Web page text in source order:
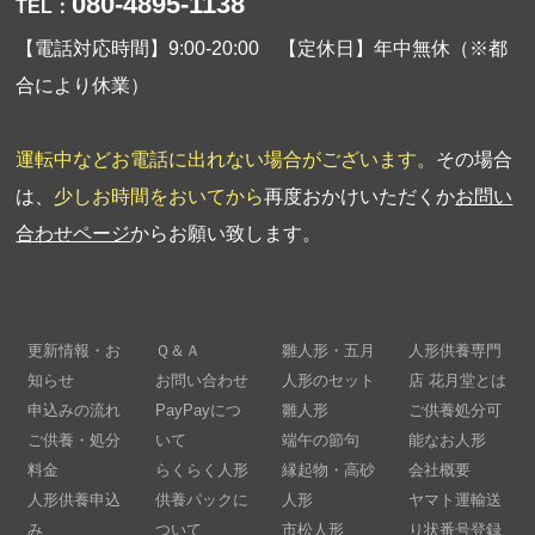
TEL：
【電話対応時間】9:00-20:00 【定休日】年中無休（※都
合により休業）
運転中などお電話に出れない場合がございます。 その場合
は、 少しお時間をおいてから再度おかけいただくかお問い
合わせページからお願い致します。
更新情報・お
知らせ
申込みの流れ
ご供養・処分
料金
人形供養申込
み
Ｑ＆Ａ
お問い合わせ
PayPayにつ
いて
らくらく人形
供養パックに
ついて
雛人形・五月
人形のセット
雛人形
端午の節句
縁起物・高砂
人形
市松人形
人形供養専門
店 花月堂とは
ご供養処分可
能なお人形
会社概要
ヤマト運輸送
り状番号登録